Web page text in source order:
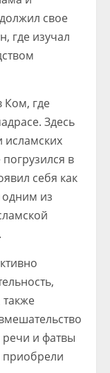
свое
где изучал
Ком, где
Здесь
исламских
в
себя как
из
речи и фатвы
приобрели